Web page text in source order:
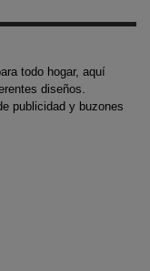
todo hogar, aquí
diseños.
publicidad y buzones